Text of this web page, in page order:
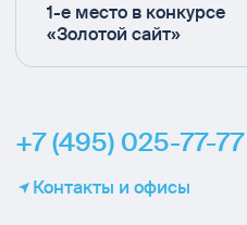
1-е место в конкурсе
«Золотой сайт»
+7 (495) 025-77-77
Контакты и офисы